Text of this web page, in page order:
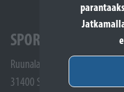
SPORTTIKONE
Ruunalantie 5
31400 Somero